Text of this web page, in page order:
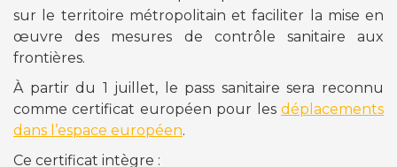
sur le territoire métropolitain et faciliter la mise en
œuvre des mesures de contrôle sanitaire aux
frontières.
À partir du 1 juillet, le pass sanitaire sera reconnu
comme certificat européen pour les déplacements
dans l’espace européen.
Ce certificat intègre :